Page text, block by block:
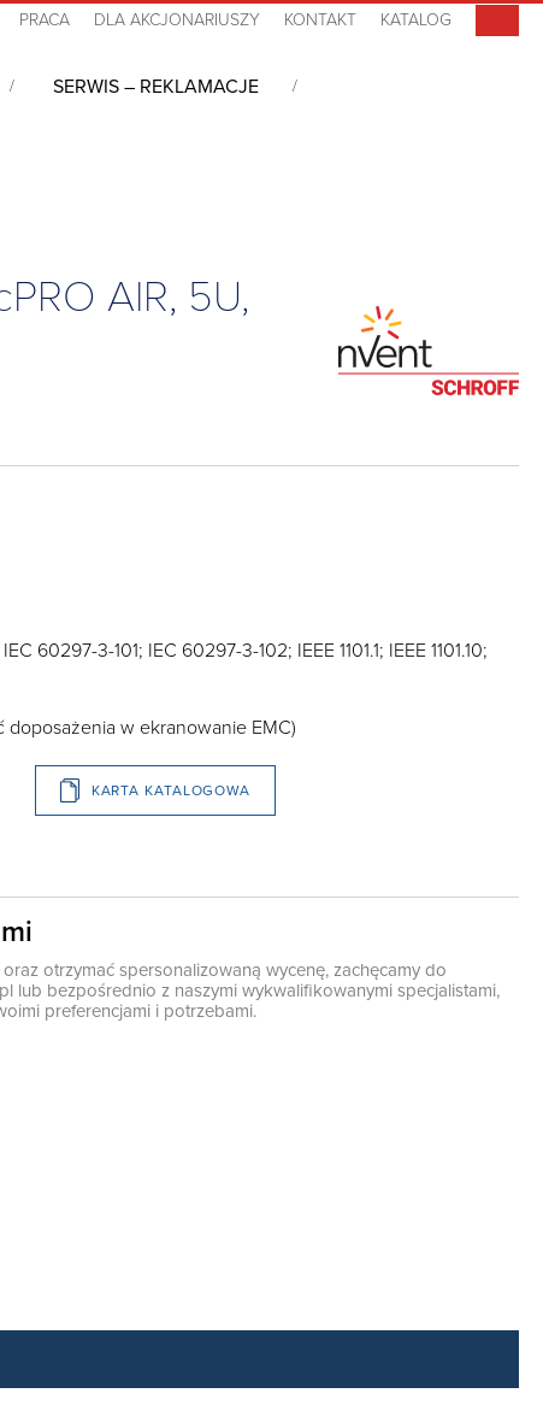
PRACA DLA AKCJONARIUSZY KONTAKT KATALOG
SERWIS – REKLAMACJE
AIR, 5U,
60297-3-101; IEC 60297-3-102; IEEE 1101.1; IEEE 1101.10;
w ekranowanie EMC)
KARTA KATALOGOWA
otrzymać spersonalizowaną wycenę, zachęcamy do
lub bezpośrednio z naszymi wykwalifikowanymi specjalistami,
preferencjami i potrzebami.